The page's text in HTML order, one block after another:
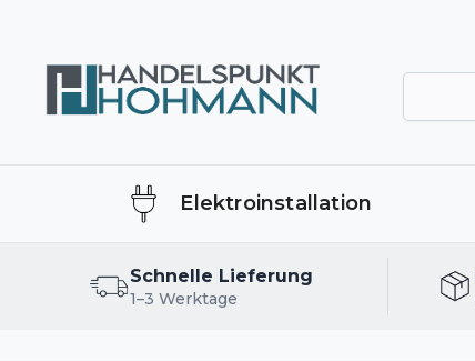
Elektroinstallation
Schnelle Lieferung
1–3 Werktage